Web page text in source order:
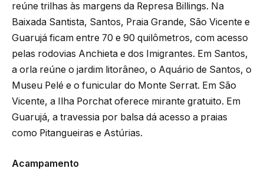
reúne trilhas às margens da Represa Billings. Na
Baixada Santista, Santos, Praia Grande, São Vicente e
Guarujá ficam entre 70 e 90 quilômetros, com acesso
pelas rodovias Anchieta e dos Imigrantes. Em Santos,
a orla reúne o jardim litorâneo, o Aquário de Santos, o
Museu Pelé e o funicular do Monte Serrat. Em São
Vicente, a Ilha Porchat oferece mirante gratuito. Em
Guarujá, a travessia por balsa dá acesso a praias
como Pitangueiras e Astúrias.
Acampamento